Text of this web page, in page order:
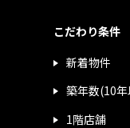
こだわり条件
新着物件
築年数(10
1階店舗